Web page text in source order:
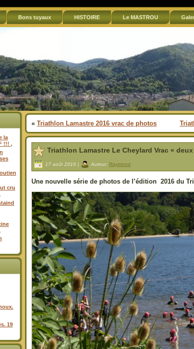
Bons tuyaux HISTOIRE Le MASTROU
la
!!! ,
cru
19
« Triathlon Lamastre 2016 vrac de photos
Triathlon Lamastre Le Cheylard Vrac «
17 août 2016 | Auteur: Raymond
Une nouvelle série de photos de l’édition 2016 du